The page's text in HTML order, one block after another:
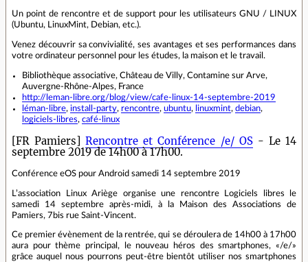
Un point de rencontre et de support pour les utilisateurs GNU / LINUX
(Ubuntu, LinuxMint, Debian, etc.).
Venez découvrir sa convivialité, ses avantages et ses performances dans
votre ordinateur personnel pour les études, la maison et le travail.
Bibliothèque associative, Château de Villy, Contamine sur Arve,
Auvergne-Rhône-Alpes, France
http://leman-libre.org/blog/view/cafe-linux-14-septembre-2019
léman-libre, install-party, rencontre, ubuntu, linuxmint, debian,
logiciels-libres, café-linux
[FR Pamiers]Rencontre et Conférence /e/ OS- Le 14
septembre 2019 de 14h00 à 17h00.
Conférence eOS pour Android samedi 14 septembre 2019
L’association Linux Ariège organise une rencontre Logiciels libres le
samedi 14 septembre après-midi, à la Maison des Associations de
Pamiers, 7bis rue Saint-Vincent.
Ce premier évènement de la rentrée, qui se déroulera de 14h00 à 17h00
aura pour thème principal, le nouveau héros des smartphones, «/e/»
grâce auquel nous pourrons peut-être bientôt utiliser nos smartphones